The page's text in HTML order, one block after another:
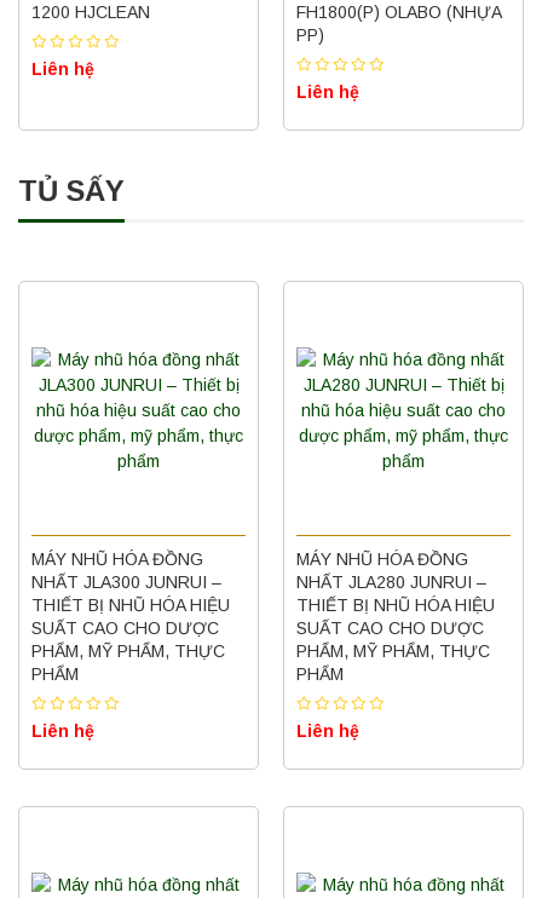
1200 HJCLEAN
Liên hệ
FH1800(P) OLABO (NHỰA
PP)
Liên hệ
TỦ SẤY
MÁY NHŨ HÓA ĐỒNG
NHẤT JLA300 JUNRUI –
THIẾT BỊ NHŨ HÓA HIỆU
SUẤT CAO CHO DƯỢC
PHẨM, MỸ PHẨM, THỰC
PHẨM
Liên hệ
MÁY NHŨ HÓA ĐỒNG
NHẤT JLA280 JUNRUI –
THIẾT BỊ NHŨ HÓA HIỆU
SUẤT CAO CHO DƯỢC
PHẨM, MỸ PHẨM, THỰC
PHẨM
Liên hệ